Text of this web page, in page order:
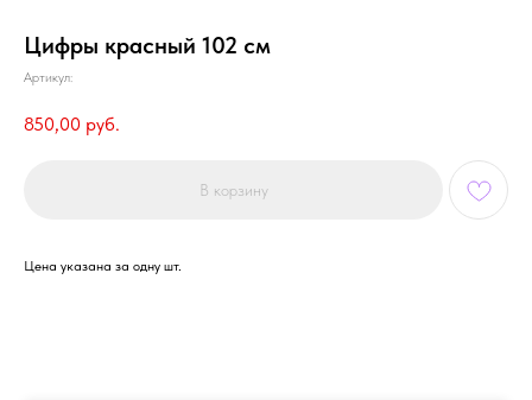
Цифры красный 102 см
Артикул:
850,00 руб.
В корзину
Цена указана за одну шт.